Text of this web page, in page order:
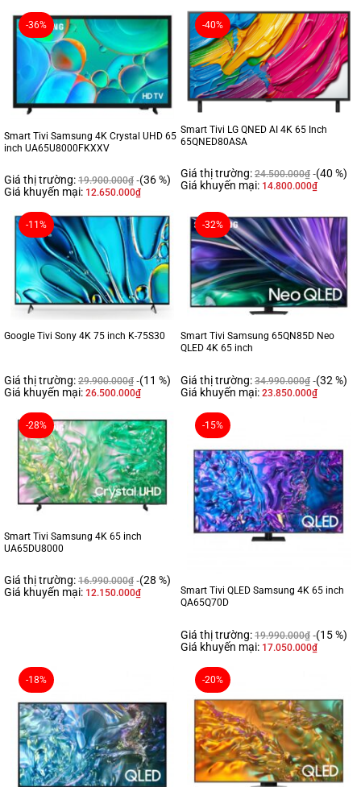
-36%
Smart Tivi Samsung 4K Crystal UHD 65
inch UA65U8000FKXXV
Giá thị trường: 19.900.000₫ (36 %)
Giá khuyến mại: 12.650.000₫
-40%
Smart Tivi LG QNED AI 4K 65 Inch
65QNED80ASA
Giá thị trường: 24.500.000₫ (40 %)
Giá khuyến mại: 14.800.000₫
-11%
Google Tivi Sony 4K 75 inch K-75S30
Giá thị trường: 29.900.000₫ (11 %)
Giá khuyến mại: 26.500.000₫
-32%
Smart Tivi Samsung 65QN85D Neo
QLED 4K 65 inch
Giá thị trường: 34.990.000₫ (32 %)
Giá khuyến mại: 23.850.000₫
-28%
Smart Tivi Samsung 4K 65 inch
UA65DU8000
Giá thị trường: 16.990.000₫ (28 %)
Giá khuyến mại: 12.150.000₫
-15%
Smart Tivi QLED Samsung 4K 65 inch
QA65Q70D
Giá thị trường: 19.990.000₫ (15 %)
Giá khuyến mại: 17.050.000₫
-18% -20%